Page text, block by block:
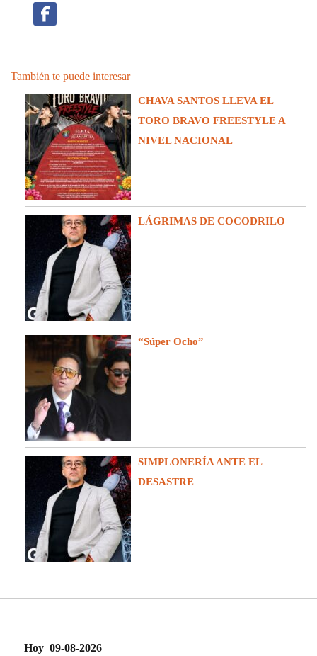
También te puede interesar
CHAVA SANTOS LLEVA EL
TORO BRAVO FREESTYLE A
NIVEL NACIONAL
LÁGRIMAS DE COCODRILO
“Súper Ocho”
SIMPLONERÍA ANTE EL
DESASTRE
Hoy 09-08-2026